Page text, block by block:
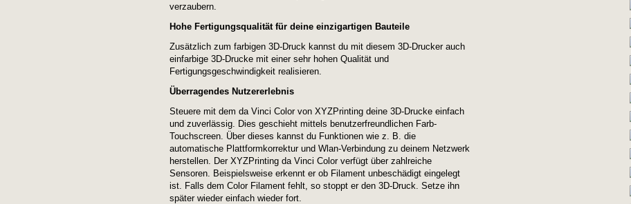
verzaubern.
Hohe Fertigungsqualität für deine einzigartigen Bauteile
Zusätzlich zum farbigen 3D-Druck kannst du mit diesem 3D-Drucker auch
einfarbige 3D-Drucke mit einer sehr hohen Qualität und
Fertigungsgeschwindigkeit realisieren.
Überragendes Nutzererlebnis
Steuere mit dem da Vinci Color von XYZPrinting deine 3D-Drucke einfach
und zuverlässig. Dies geschieht mittels benutzerfreundlichen Farb-
Touchscreen. Über dieses kannst du Funktionen wie z. B. die
automatische Plattformkorrektur und Wlan-Verbindung zu deinem Netzwerk
herstellen. Der XYZPrinting da Vinci Color verfügt über zahlreiche
Sensoren. Beispielsweise erkennt er ob Filament unbeschädigt eingelegt
ist. Falls dem Color Filament fehlt, so stoppt er den 3D-Druck. Setze ihn
später wieder einfach wieder fort.